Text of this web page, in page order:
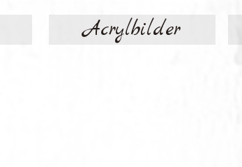
Acrylbilder